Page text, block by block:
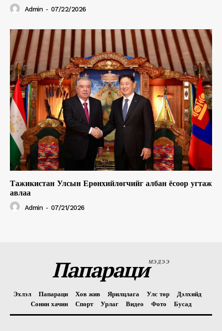
Admin - 07/22/2026
Тажикистан Улсын Ерөнхийлөгчийг албан ёсоор угтаж
авлаа
Admin - 07/21/2026
ПапарациМЭДЭЭ
Эхлэл Папараци Хов жив Ярилцлага Улс төр
Дэлхийд
Сонин хачин
Спорт Урлаг Видео Фото Бусад